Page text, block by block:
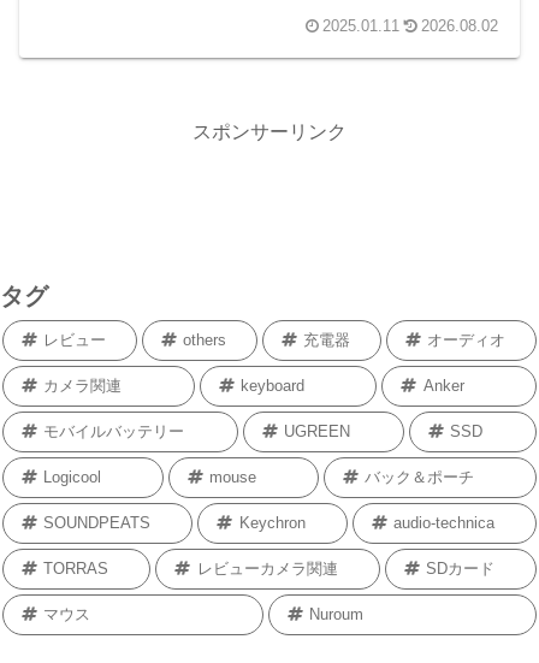
2025.01.11 2026.08.02
スポンサーリンク
タグ
レビュー others 充電器 オーディオ
カメラ関連 keyboard Anker
モバイルバッテリー UGREEN SSD
Logicool mouse バック＆ポーチ
SOUNDPEATS Keychron audio-technica
TORRAS レビューカメラ関連 SDカード
マウス Nuroum